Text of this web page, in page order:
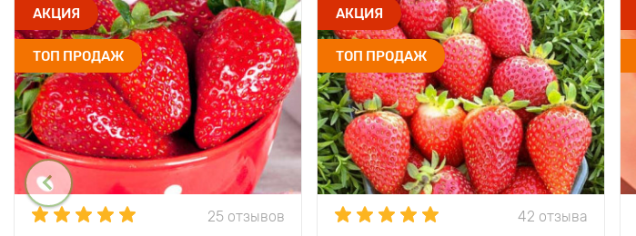
АКЦИЯ
ТОП ПРОДАЖ
25 отзывов
АКЦИЯ
ТОП ПРОДАЖ
42 отзыва